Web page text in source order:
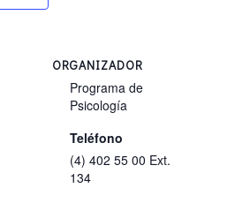
ORGANIZADOR
Programa de
Psicología
Teléfono
(4) 402 55 00 Ext.
134